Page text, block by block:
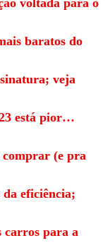
voltada para o
baratos do
veja
está pior…
comprar (e pra
da eficiência;
carros para a